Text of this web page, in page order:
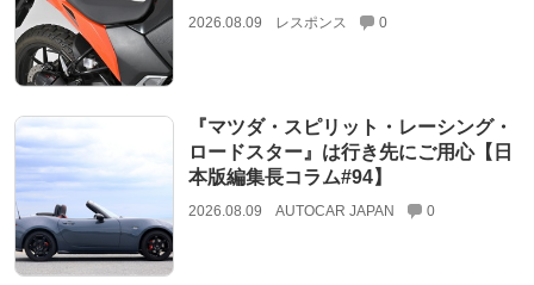
2026.08.09 レスポンス 0
『マツダ・スピリット・レーシング・
ロードスター』は行き先にご用心【日
本版編集長コラム#94】
2026.08.09 AUTOCAR JAPAN 0